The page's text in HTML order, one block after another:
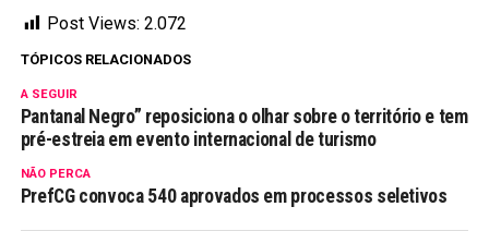
Post Views: 2.072
TÓPICOS RELACIONADOS
A SEGUIR
Pantanal Negro” reposiciona o olhar sobre o território e tem
pré-estreia em evento internacional de turismo
NÃO PERCA
PrefCG convoca 540 aprovados em processos seletivos